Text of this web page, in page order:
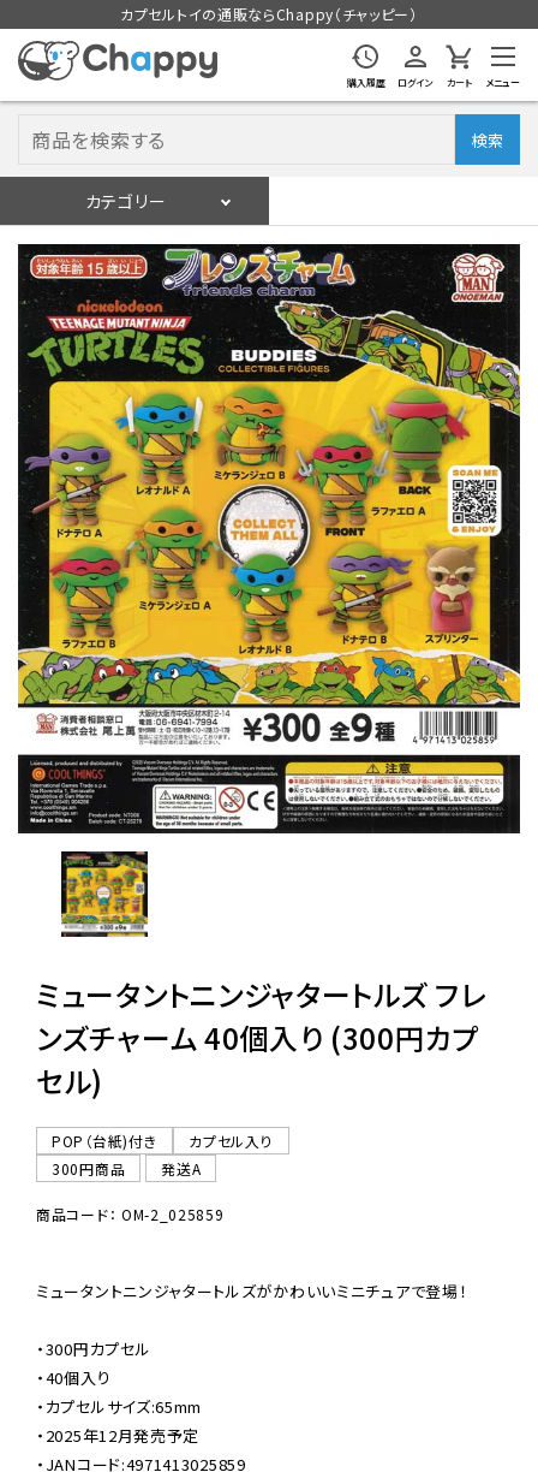
カプセルトイの通販ならChappy（チャッピー）
購入履歴 ログイン カート メニュー
検索
カテゴリー
ログイン 会員登録
入荷スケジュールをチェック
カプセルトイマシン本体
カプセルトイ
販促用空カプセル
レンタル
景品・玩具・文具
販促用カプセルトイ
よくあるご質問
06-6282-7659
ミュータントニンジャタートルズ フレ
ンズチャーム 40個入り (300円カプ
セル)
POP（台紙)付き
カプセル入り
300円商品
発送A
商品コード： OM-2_025859
ミュータントニンジャタートルズがかわいいミニチュアで登場！
・300円カプセル
・40個入り
・カプセルサイズ:65mm
・2025年12月発売予定
・JANコード:4971413025859